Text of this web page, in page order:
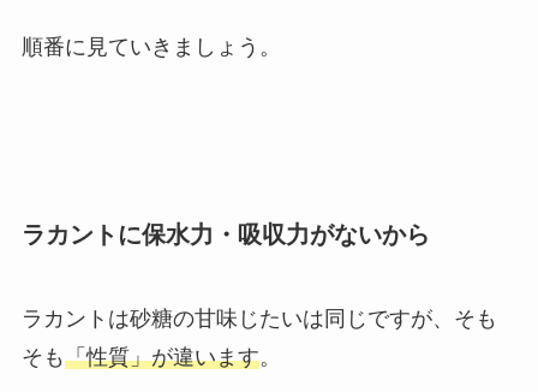
順番に見ていきましょう。
ラカントに保水力・吸収力がないから
ラカントは砂糖の甘味じたいは同じですが、そも
そも「性質」が違います。